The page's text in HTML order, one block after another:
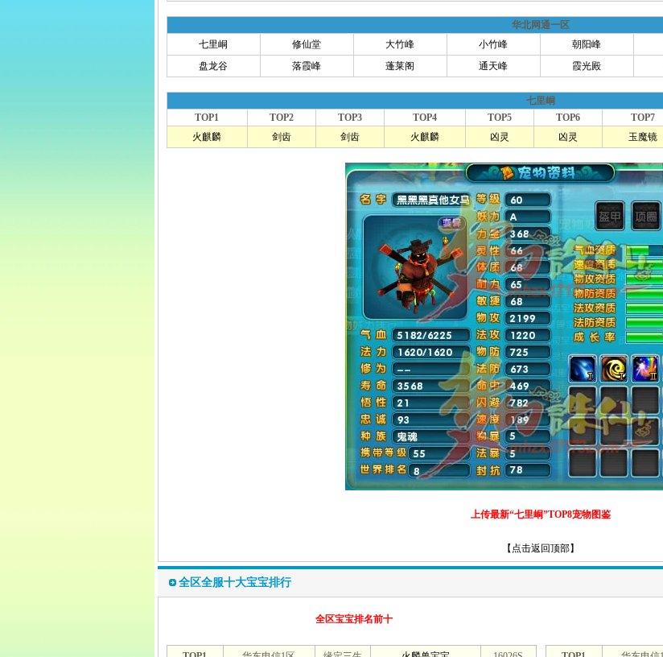
华北网通一区
七里峒
修仙堂 大竹峰 小竹峰 朝阳峰
盘龙谷
落霞峰 蓬莱阁 通天峰 霞光殿
七里峒
TOP1
TOP2 TOP3 TOP4 TOP5 TOP6 TOP7
火麒麟
剑齿 剑齿 火麒麟 凶灵 凶灵 玉魔镜
上传最新“七里峒”TOP8宠物图鉴
【点击返回顶部】
全区全服十大宝宝排行
全区宝宝排名前十